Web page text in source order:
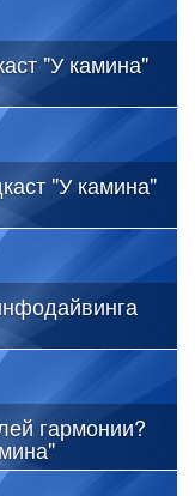
"У камина"
"У камина"
гармонии?